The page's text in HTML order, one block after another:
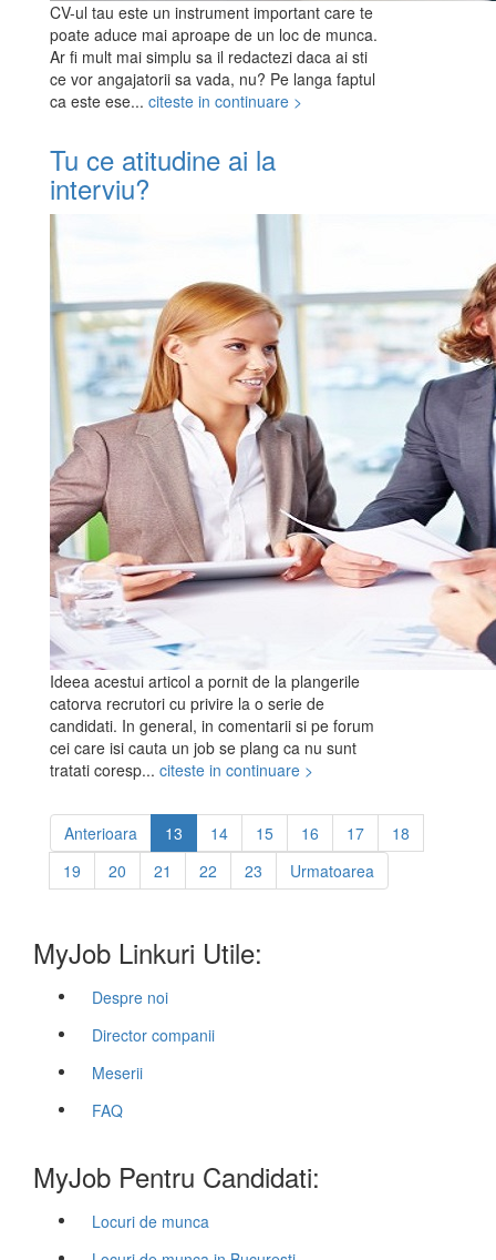
CV-ul tau este un instrument important care te
poate aduce mai aproape de un loc de munca.
Ar fi mult mai simplu sa il redactezi daca ai sti
ce vor angajatorii sa vada, nu? Pe langa faptul
ca este ese... citeste in continuare >
Tu ce atitudine ai la
interviu?
Ideea acestui articol a pornit de la plangerile
catorva recrutori cu privire la o serie de
candidati. In general, in comentarii si pe forum
cei care isi cauta un job se plang ca nu sunt
tratati coresp... citeste in continuare >
Anterioara 13 14 15 16 17
18
19
20 21 22 23 Urmatoarea
MyJob Linkuri Utile:
Despre noi
Director companii
Meserii
FAQ
MyJob Pentru Candidati:
Locuri de munca